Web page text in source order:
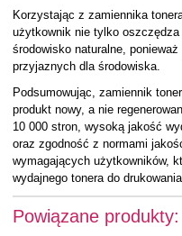
Korzystając z zamiennika
użytkownik nie tylko
środowisko naturalne,
przyjaznych dla środowiska.
Podsumowując, zamiennik
produkt nowy, a nie
10 000 stron, wysoką jakość
oraz zgodność z normami
wymagających użytkowników,
wydajnego tonera do
Powiązane produkty: